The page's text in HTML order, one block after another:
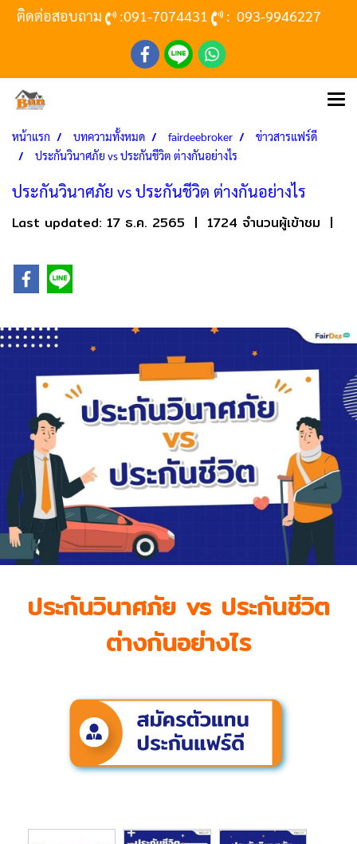
ติดต่อสอบถาม :091-7074431 : 093-9946227
หน้าแรก บทความทั้งหมด fairdeebroker
ข่าวสารแฟร์ดี
ประกันวินาศภัย vs ประกันชีวิต ต่างกันอย่างไร
ประกันวินาศภัย vs ประกันชีวิต ต่างกันอย่างไร
Last updated: 17 ธ.ค. 2565 | 1724 จำนวนผู้เข้าชม |
ประกันวินาศภัย vs ประกันชีวิต
ต่างกันอย่างไร